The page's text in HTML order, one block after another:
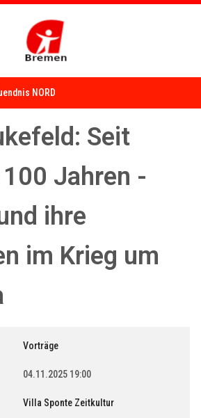
NORD
Seit
Jahren -
ihre
im Krieg um
Vorträge
04.11.2025 19:00
Villa Sponte Zeitkultur